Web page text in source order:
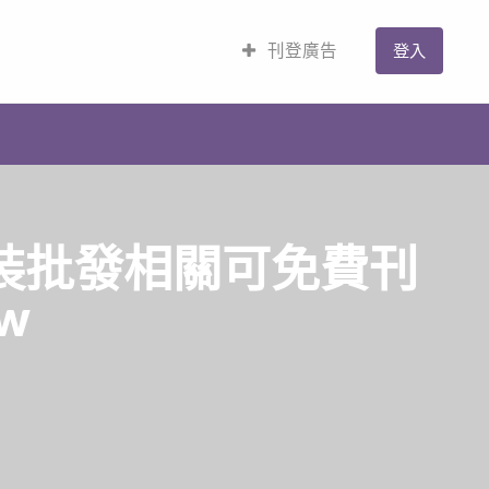
刊登廣告 登入
批發相關可免費刊